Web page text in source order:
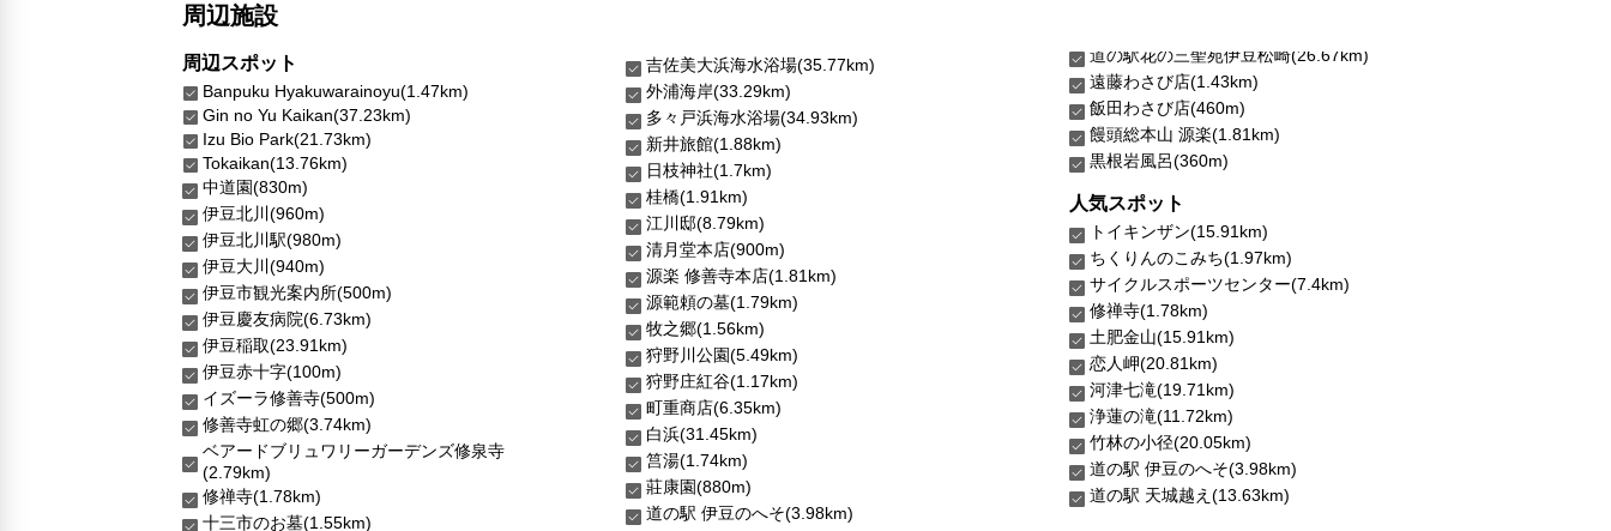
周辺施設
周辺スポット
Banpuku Hyakuwarainoyu(1.47km)
Gin no Yu Kaikan(37.23km)
Izu Bio Park(21.73km)
Tokaikan(13.76km)
中道園(830m)
伊豆北川(960m)
伊豆北川駅(980m)
伊豆大川(940m)
伊豆市観光案内所(500m)
伊豆慶友病院(6.73km)
伊豆稲取(23.91km)
伊豆赤十字(100m)
イズーラ修善寺(500m)
修善寺虹の郷(3.74km)
ベアードブリュワリーガーデンズ修泉寺
(2.79km)
修禅寺(1.78km)
十三市のお墓(1.55km)
吉佐美大浜海水浴場(35.77km)
外浦海岸(33.29km)
多々戸浜海水浴場(34.93km)
新井旅館(1.88km)
日枝神社(1.7km)
桂橋(1.91km)
江川邸(8.79km)
清月堂本店(900m)
源楽 修善寺本店(1.81km)
源範頼の墓(1.79km)
牧之郷(1.56km)
狩野川公園(5.49km)
狩野庄紅谷(1.17km)
町重商店(6.35km)
白浜(31.45km)
筥湯(1.74km)
莊康園(880m)
道の駅 伊豆のへそ(3.98km)
道の駅花の三聖苑伊豆松崎(26.67km)
遠藤わさび店(1.43km)
飯田わさび店(460m)
饅頭総本山 源楽(1.81km)
黒根岩風呂(360m)
人気スポット
トイキンザン(15.91km)
ちくりんのこみち(1.97km)
サイクルスポーツセンター(7.4km)
修禅寺(1.78km)
土肥金山(15.91km)
恋人岬(20.81km)
河津七滝(19.71km)
浄蓮の滝(11.72km)
竹林の小径(20.05km)
道の駅 伊豆のへそ(3.98km)
道の駅 天城越え(13.63km)